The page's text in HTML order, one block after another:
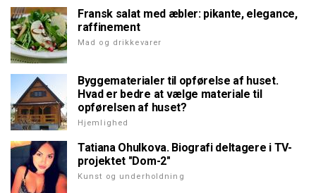
Fransk salat med æbler: pikante, elegance,
raffinement
Mad og drikkevarer
Byggematerialer til opførelse af huset.
Hvad er bedre at vælge materiale til
opførelsen af huset?
Hjemlighed
Tatiana Ohulkova. Biografi deltagere i TV-
projektet "Dom-2"
Kunst og underholdning